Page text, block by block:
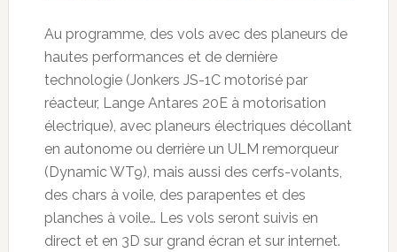
Au programme, des vols avec des planeurs de
hautes performances et de dernière
technologie (Jonkers JS-1C motorisé par
réacteur, Lange Antares 20E à motorisation
électrique), avec planeurs électriques décollant
en autonome ou derrière un ULM remorqueur
(Dynamic WT9), mais aussi des cerfs-volants,
des chars à voile, des parapentes et des
planches à voile… Les vols seront suivis en
direct et en 3D sur grand écran et sur internet.